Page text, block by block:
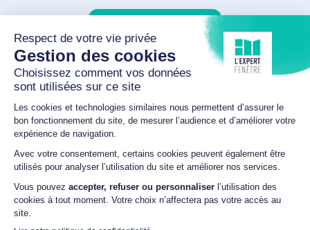
Rejoindre L’Expert Fenêtre
NEWSLETTER
Suivez les actualités de L’Expert Fenêtre